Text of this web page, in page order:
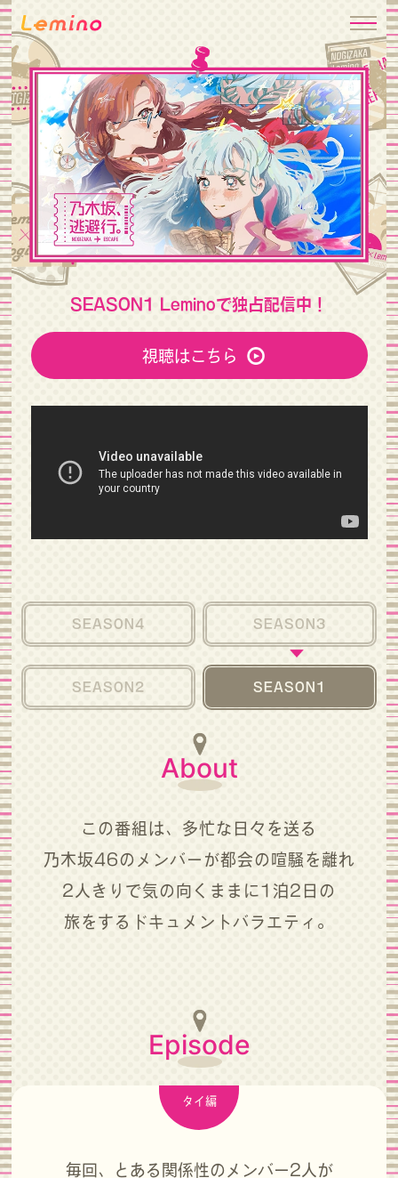
SEASON1 Leminoで独占配信中！
視聴はこちら
SEASON4 SEASON3
SEASON2 SEASON1
About
この番組は、多忙な日々を送る
乃木坂46のメンバーが都会の喧騒を離れ
2人きりで気の向くままに1泊2日の
旅をするドキュメントバラエティ。
Episode
タイ編
毎回、とある関係性のメンバー2人が